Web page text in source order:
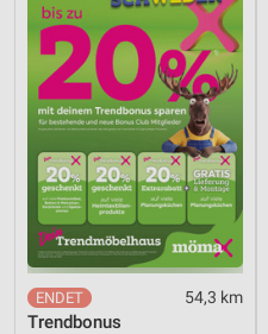
54,3 km
Trendbonus